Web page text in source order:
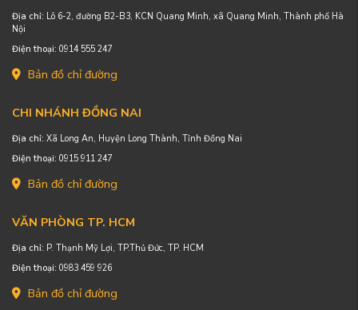
Địa chỉ: Lô 6-2, đường B2-B3, KCN Quang Minh, xã Quang Minh, Thành phố Hà
Nội
Điện thoại: 0914 555 247
Bản đồ chỉ đường
CHI NHÁNH ĐỒNG NAI
Địa chỉ: Xã Long An, Huyện Long Thành, Tỉnh Đồng Nai
Điện thoại: 0915 911 247
Bản đồ chỉ đường
VĂN PHÒNG TP. HCM
Địa chỉ: P. Thạnh Mỹ Lợi, TP.Thủ Đức, TP. HCM
Điện thoại: 0983 459 926
Bản đồ chỉ đường